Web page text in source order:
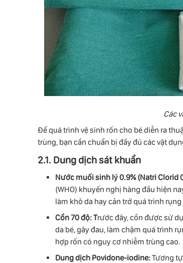
Các
Để quá trình vệ sinh rốn cho bé diễn ra
trùng, bạn cần chuẩn bị đầy đủ các vật
2.1. Dung dịch sát khuẩn
Nước muối sinh lý 0.9% (Natri Clorid
(WHO) khuyến nghị hàng đầu hiện
làm khô da hay cản trở quá trình
Cồn 70 độ: Trước đây, cồn được sử
da bé, gây đau, làm chậm quá trình
hợp rốn có nguy cơ nhiễm trùng cao.
Dung dịch Povidone-iodine:Tương